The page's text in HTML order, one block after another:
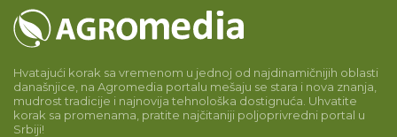
Hvatajući korak sa vremenom u jednoj od najdinamičnijih oblasti
današnjice, na Agromedia portalu mešaju se stara i nova znanja,
mudrost tradicije i najnovija tehnološka dostignuća. Uhvatite
korak sa promenama, pratite najčitaniji poljoprivredni portal u
Srbiji!